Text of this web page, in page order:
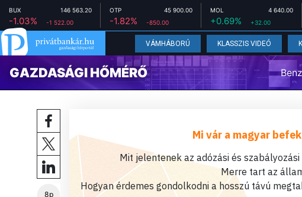
BUX 146 563.20
-1.03% -1 522.00
OTP 45 900.00
-1.82% -850.00
MOL 4 640.00
+0.69% +32.00
VÁMHÁBORÚ KLASSZIS VIDEÓ
GAZDASÁGI HŐMÉRŐ
8p
Mi vár a magyar
Mit jelentenek az adózási és
Merre tart az
Hogyan érdemes gondolkodni a hosszú távú